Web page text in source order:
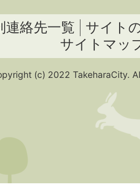
連絡先一覧
サイト
サイトマッ
(c) 2022 TakeharaCity.